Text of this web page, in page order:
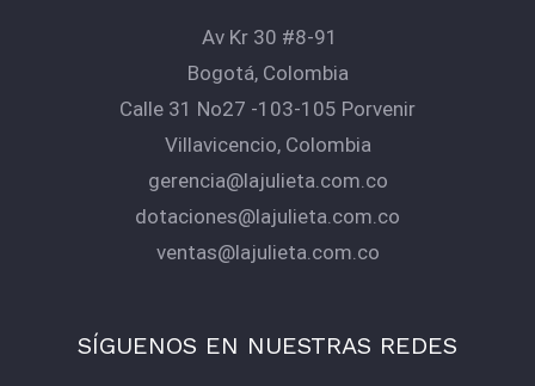
Av Kr 30 #8-91
Bogotá, Colombia
Calle 31 No27 -103-105 Porvenir
Villavicencio, Colombia
gerencia@lajulieta.com.co
dotaciones@lajulieta.com.co
ventas@lajulieta.com.co
SÍGUENOS EN NUESTRAS REDES